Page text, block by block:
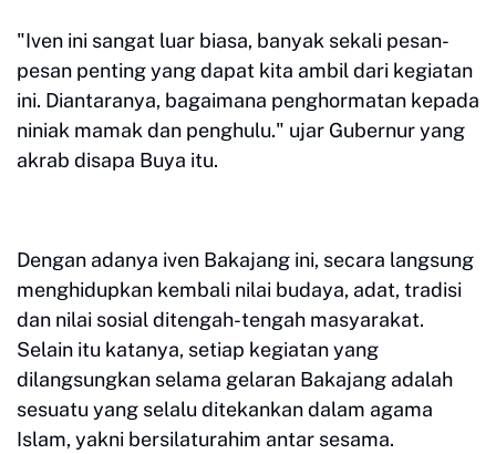
"Iven ini sangat luar biasa, banyak sekali pesan-
pesan penting yang dapat kita ambil dari kegiatan
ini. Diantaranya, bagaimana penghormatan kepada
niniak mamak dan penghulu." ujar Gubernur yang
akrab disapa Buya itu.
Dengan adanya iven Bakajang ini, secara langsung
menghidupkan kembali nilai budaya, adat, tradisi
dan nilai sosial ditengah-tengah masyarakat.
Selain itu katanya, setiap kegiatan yang
dilangsungkan selama gelaran Bakajang adalah
sesuatu yang selalu ditekankan dalam agama
Islam, yakni bersilaturahim antar sesama.